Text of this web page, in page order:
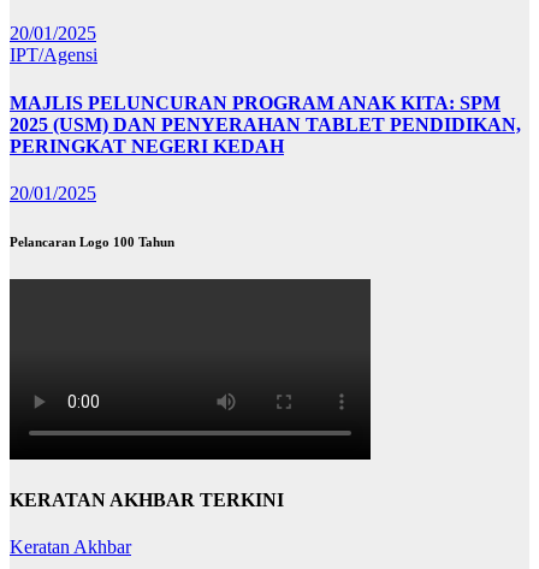
20/01/2025
IPT/Agensi
MAJLIS PELUNCURAN PROGRAM ANAK KITA: SPM
2025 (USM) DAN PENYERAHAN TABLET PENDIDIKAN,
PERINGKAT NEGERI KEDAH
20/01/2025
Pelancaran Logo 100 Tahun
KERATAN AKHBAR TERKINI
Keratan Akhbar